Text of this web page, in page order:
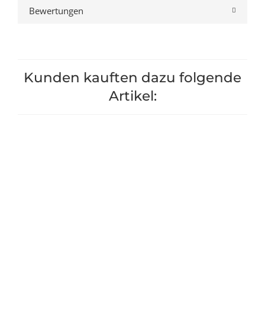
Bewertungen
Kunden kauften dazu folgende
Artikel: